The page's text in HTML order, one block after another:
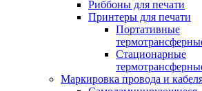
Риббоны для печати
Принтеры для печати
Портативные
Стационарные
Маркировка провода и